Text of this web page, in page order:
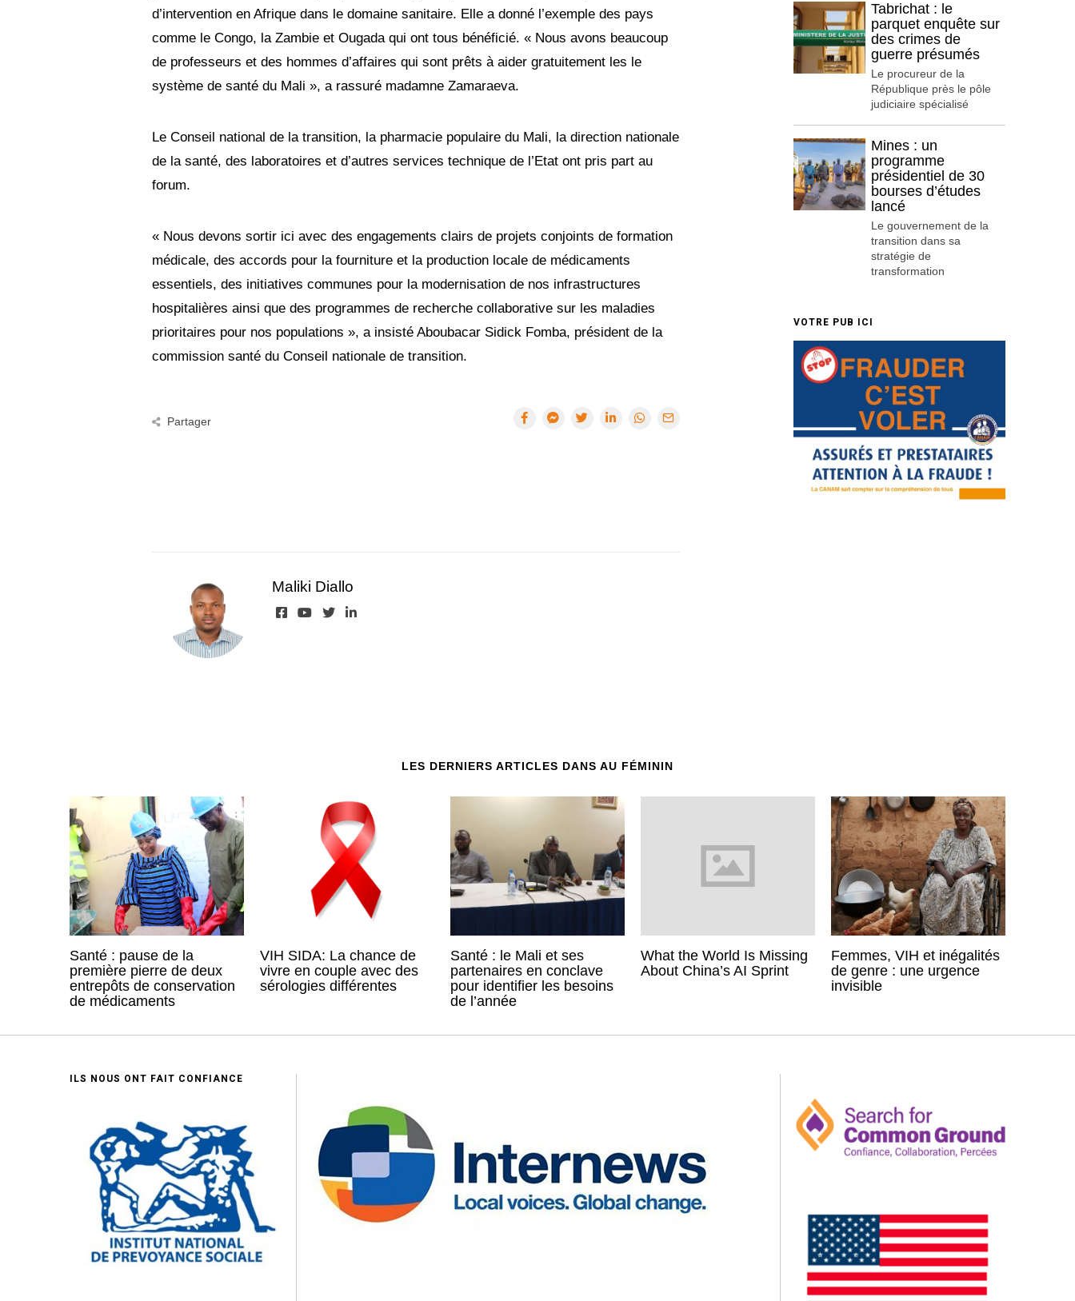
d’intervention en Afrique dans le domaine sanitaire. Elle a donné l’exemple des pays
comme le Congo, la Zambie et Ougada qui ont tous bénéficié. « Nous avons beaucoup
de professeurs et des hommes d’affaires qui sont prêts à aider gratuitement les le
système de santé du Mali », a rassuré madamne Zamaraeva.
Le Conseil national de la transition, la pharmacie populaire du Mali, la direction nationale
de la santé, des laboratoires et d’autres services technique de l’Etat ont pris part au
forum.
« Nous devons sortir ici avec des engagements clairs de projets conjoints de formation
médicale, des accords pour la fourniture et la production locale de médicaments
essentiels, des initiatives communes pour la modernisation de nos infrastructures
hospitalières ainsi que des programmes de recherche collaborative sur les maladies
prioritaires pour nos populations », a insisté Aboubacar Sidick Fomba, président de la
commission santé du Conseil nationale de transition.
Partager
Maliki Diallo
Tabrichat : le
parquet enquête sur
des crimes de
guerre présumés
Le procureur de la
République près le pôle
judiciaire spécialisé
Mines : un
programme
présidentiel de 30
bourses d’études
lancé
Le gouvernement de la
transition dans sa
stratégie de
transformation
VOTRE PUB ICI
LES DERNIERS ARTICLES DANS AU FÉMININ
Santé : pause de la
première pierre de deux
entrepôts de conservation
de médicaments
VIH SIDA: La chance de
vivre en couple avec des
sérologies différentes
Santé : le Mali et ses
partenaires en conclave
pour identifier les besoins
de l’année
What the World Is Missing
About China’s AI Sprint
Femmes, VIH et inégalités
de genre : une urgence
invisible
ILS NOUS ONT FAIT CONFIANCE